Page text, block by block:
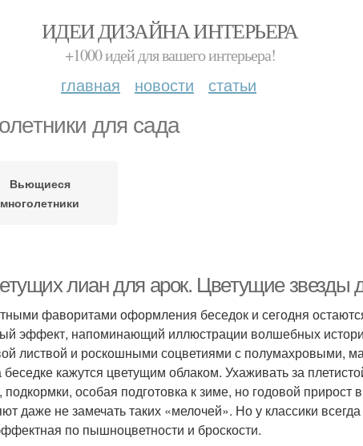
ИДЕИ ДИЗАЙНА ИНТЕРЬЕРА
+1000 идей для вашего интерьера!
главная новости статьи
для сада
Вьющиеся
многолетники
лиан для арок. Цветущие звезды
фаворитами оформления беседок и сегодня
эффект, напоминающий иллюстрации волшебных
листвой и роскошными соцветиями с полумахровыми,
кажутся цветущим облаком. Ухаживать за
особая подготовка к зиме, но годовой прирост
даже не замечать таких «мелочей». Но у классики
по пышноцветности и броскости.